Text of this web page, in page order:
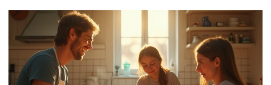
витаминов на метаболизм и сжигание жира, а также
развеивает мифы и предлагает научно обоснованные
советы.